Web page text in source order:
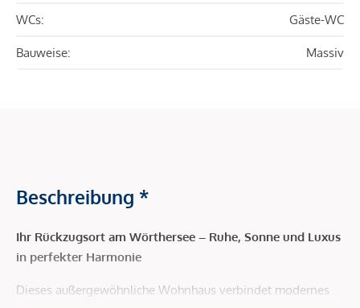
WCs: Gäste-WC
Bauweise: Massiv
Beschreibung *
Ihr Rückzugsort am Wörthersee – Ruhe, Sonne und Luxus
in perfekter Harmonie
Dieses außergewöhnliche Wohnhaus verbindet modernes